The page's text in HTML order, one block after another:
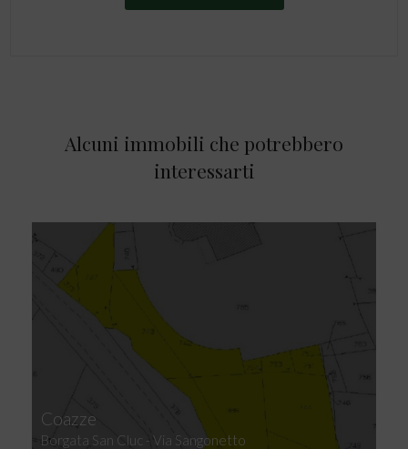
Alcuni immobili che potrebbero
interessarti
Coazze
Borgata San Cluc - Via Sangonetto